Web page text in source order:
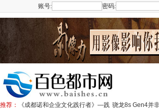
账号: 密码:
推荐： 《成都诺和企业文化践行者》—践 骁龙8s Gen4并